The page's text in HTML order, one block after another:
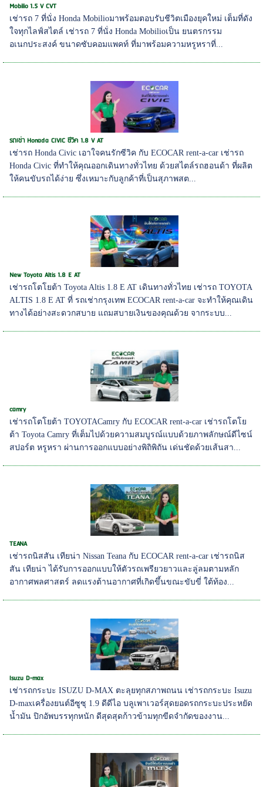
Mobilio 1.5 V CVT
เช่ารถ 7 ที่นั่ง Honda Mobilioมาพร้อมตอบรับชีวิตเมืองยุคใหม่ เต็มที่ดัง
ใจทุกไลฟ์สไตล์ เช่ารถ 7 ที่นั่ง Honda Mobilioเป็น ยนตรกรรม
อเนกประสงค์ ขนาดซับคอมแพคท์ ที่มาพร้อมความหรูหราที่...
รถเช่า Honada CIVIC ซีวิค 1.8 V AT
เช่ารถ Honda Civic เอาใจคนรักซีวิค กับ ECOCAR rent-a-car เช่ารถ
Honda Civic ที่ทำให้คุณออกเดินทางทั่วไทย ด้วยสไตล์รถฮอนด้า ที่ผลิต
ให้คนขับรถได้ง่าย ซึ่งเหมาะกับลูกค้าที่เป็นสุภาพสต...
New Toyota Altis 1.8 E AT
เช่ารถโตโยต้า Toyota Altis 1.8 E AT เดินทางทั่วไทย เช่ารถ TOYOTA
ALTIS 1.8 E AT ที่ รถเช่ากรุงเทพ ECOCAR rent-a-car จะทำให้คุณเดิน
ทางได้อย่างสะดวกสบาย แถมสบายเงินของคุณด้วย จากระบบ...
camry
เช่ารถโตโยต้า TOYOTACamry กับ ECOCAR rent-a-car เช่ารถโตโย
ต้า Toyota Camry ที่เต็มไปด้วยความสมบูรณ์แบบด้วยภาพลักษณ์ดีไซน์
สปอร์ต หรูหรา ผ่านการออกแบบอย่างพิถิพิถัน เด่นชัดด้วยเส้นสา...
TEANA
เช่ารถนิสสัน เทียน่า Nissan Teana กับ ECOCAR rent-a-car เช่ารถนิส
สัน เทียน่า ได้รับการออกแบบให้ตัวรถเพรียวยาวและลู่ลมตามหลัก
อากาศพลศาสตร์ ลดแรงต้านอากาศที่เกิดขึ้นขณะขับขี่ ใต้ท้อง...
Isuzu D-max
เช่ารถกระบะ ISUZU D-MAX ตะลุยทุกสภาพถนน เช่ารถกระบะ Isuzu
D-maxเครื่องยนต์อีซูซุ 1.9 ดีดีไอ บลูเพาเวอร์สุดยอดรถกระบะประหยัด
น้ำมัน ปิกอัพบรรทุกหนัก ดีสุดสุดก้าวข้ามทุกขีดจำกัดของงาน...